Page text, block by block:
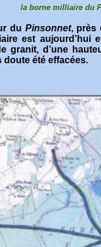
la borne milliaire du
du Pinsonnet, près
est aujourd’hui
granit, d’une
été effacées.